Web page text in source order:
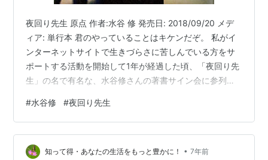
夜回り先生 原点 作者:水谷 修 発売日: 2018/09/20 メデ
ィア: 単行本 君のやっていることはキケンだぞ。 私がイ
ンターネットサイトで生きづらさに苦しんでいる方をサ
ポートする活動を開始して1年が経過した頃、「夜回り先
生」の名で有名な、水谷修さんの著書サイン会に参列し
ましたが、短い時間ながら、今でも水谷先生と会話した
時のことが鮮明に残っています。 私の原点回帰とも言え
る出来事として深く刻まれているからです。当時大学生
だった私は、若者の為に命を懸けてまで尽力されている
#水谷修 #夜回り先生
知って得・あなたの生活をもっと豊かに！ • 7年前